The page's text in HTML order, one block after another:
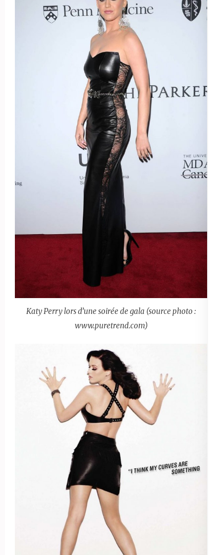
Katy Perry lors d’une soirée de gala (source photo :
www.puretrend.com)